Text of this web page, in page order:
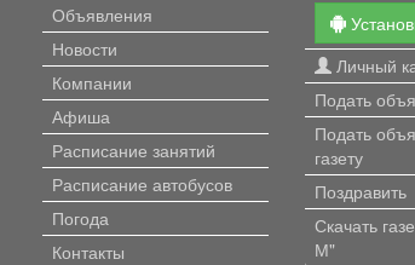
Объявления
Новости
Компании
Афиша
Расписание занятий
Расписание автобусов
Погода
Контакты
Личный
Подать
Подать
газету
Поздравить
Скачать
М"